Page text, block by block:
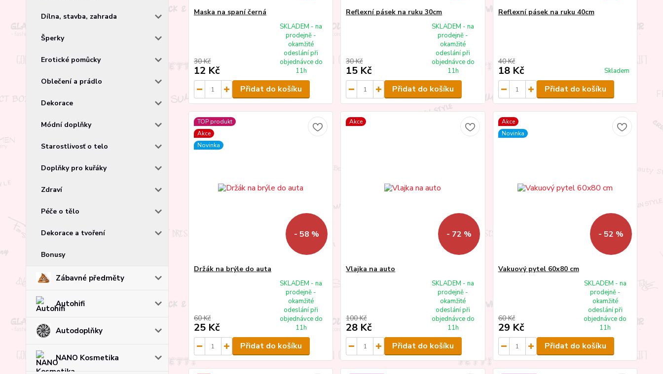
Dílna, stavba, zahrada
Šperky
Erotické pomůcky
Oblečení a prádlo
Dekorace
Módní doplňky
Starostlivosť o telo
Doplňky pro kuřáky
Zdraví
Péče o tělo
Dekorace a tvoření
Bonusy
Zábavné předměty
Autohifi
Autodoplňky
NANO Kosmetika
Maska na spaní černá
30 Kč
12 Kč
SKLADEM - na
prodejně -
okamžité
odeslání při
objednávce do
11h
Přidat do košíku
Reflexní pásek na ruku 30cm
30 Kč
15 Kč
SKLADEM - na
prodejně -
okamžité
odeslání při
objednávce do
11h
Přidat do košíku
Reflexní pásek na ruku 40cm
40 Kč
18 Kč Skladem
Přidat do košíku
TOP produkt
Akce
Novinka
- 58 %
Držák na brýle do auta
60 Kč
25 Kč
SKLADEM - na
prodejně -
okamžité
odeslání při
objednávce do
11h
Přidat do košíku
Akce
- 72 %
Vlajka na auto
100 Kč
28 Kč
SKLADEM - na
prodejně -
okamžité
odeslání při
objednávce do
11h
Přidat do košíku
Akce
Novinka
- 52 %
Vakuový pytel 60x80 cm
60 Kč
29 Kč
SKLADEM - na
prodejně -
okamžité
odeslání při
objednávce do
11h
Přidat do košíku